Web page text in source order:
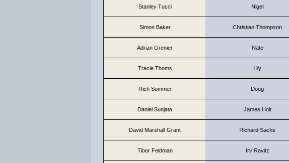
Stanley Tucci Nigel
Simon Baker Christian Thompson
Adrian Grenier Nate
Tracie Thoms Lily
Rich Sommer Doug
Daniel Sunjata James Holt
David Marshall Grant Richard Sachs
Tibor Feldman Irv Ravitz